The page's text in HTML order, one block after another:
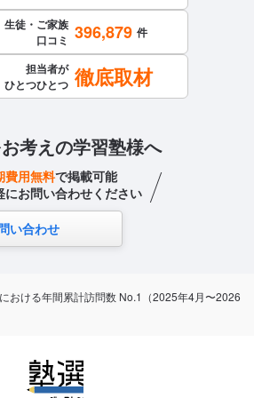
生徒・ご家族
口コミ 396,879 件
担当者が
ひとつひとつ 徹底取材
考えの学習塾様へ
費用無料で掲載可能
にお問い合わせください
い合わせ
ける年間累計訪問数 No.1（2025年4月〜2026